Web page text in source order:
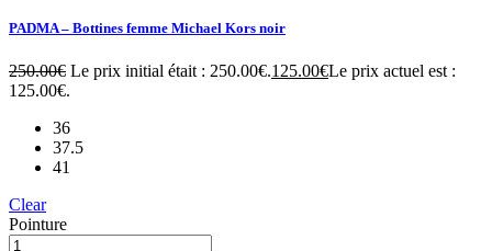
PADMA – Bottines femme Michael Kors noir
250.00€ Le prix initial était : 250.00€.125.00€Le prix actuel est :
125.00€.
36
37.5
41
Clear
Pointure